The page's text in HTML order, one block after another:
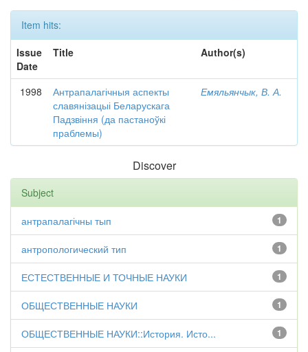
Item hits:
Issue
Date
Title Author(s)
1998
Антрапалагічныя аспекты
славянізацыі Беларускага
Падзвіння (да пастаноўкі
праблемы)
Емяльянчык, В. А.
Discover
Subject
1
антрапалагічны тып
1
антропологический тип
1
ЕСТЕСТВЕННЫЕ И ТОЧНЫЕ НАУКИ
1
ОБЩЕСТВЕННЫЕ НАУКИ
1
ОБЩЕСТВЕННЫЕ НАУКИ::История. Исто...